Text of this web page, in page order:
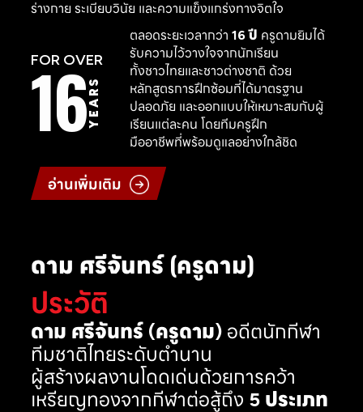
ร่างกาย ระเบียบวินัย และความแข็งแกร่งทางจิตใจ
FOR OVER
16YEARS
ตลอดระยะเวลากว่า 16 ปี ครูดามยิมได้
รับความไว้วางใจจากนักเรียน
ทั้งชาวไทยและชาวต่างชาติ ด้วย
หลักสูตรการฝึกซ้อมที่ได้มาตรฐาน
ปลอดภัย และออกแบบให้เหมาะสมกับผู้
เรียนแต่ละคน โดยทีมครูฝึก
มืออาชีพที่พร้อมดูแลอย่างใกล้ชิด
อ่านเพิ่มเติม
ดาม ศรีจันทร์ (ครูดาม)
ประวัติ
ดาม ศรีจันทร์ (ครูดาม)อดีตนักกีฬา
ทีมชาติไทยระดับตำนาน
ผู้สร้างผลงานโดดเด่นด้วยการคว้า
เหรียญทองจากกีฬาต่อสู้ถึง 5 ประเภท